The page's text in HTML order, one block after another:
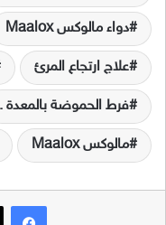
دواء مالوكس Maalox
علاج ارتجاع المرئ
فرط الحموضة بالمعدة .
مالوكس Maalox